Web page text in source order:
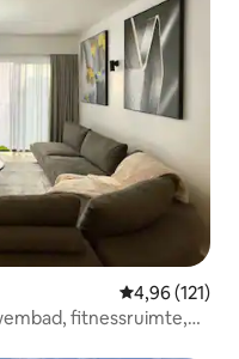
Gemiddelde
4,96 (121)
fitnessruimte,